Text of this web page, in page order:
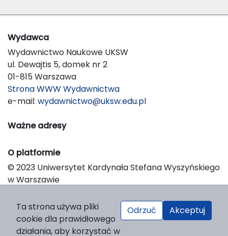
Wydawca
Wydawnictwo Naukowe UKSW
ul. Dewajtis 5, domek nr 2
01-815 Warszawa
Strona WWW Wydawnictwa
e-mail: wydawnictwo@uksw.edu.pl
Ważne adresy
O platformie
© 2023 Uniwersytet Kardynała Stefana Wyszyńskiego
w Warszawie
Platform & Workflow by OJS/PKP
Ta strona używa pliki
cookie dla prawidłowego
działania, aby korzystać w
Odrzuć Akceptuj